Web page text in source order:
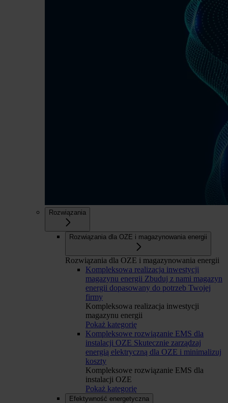
Rozwiązania
Rozwiązania dla OZE i magazynowania energii
Rozwiązania dla OZE i magazynowania energii
Kompleksowa realizacja inwestycji
magazynu energii Zbuduj z nami magazyn
energii dopasowany do potrzeb Twojej
firmy
Kompleksowa realizacja inwestycji
magazynu energii
Pokaż kategorię
Kompleksowe rozwiązanie EMS dla
instalacji OZE Skutecznie zarządzaj
energią elektryczną dla OZE i minimalizuj
koszty
Kompleksowe rozwiązanie EMS dla
instalacji OZE
Pokaż kategorię
Efektywność energetyczna